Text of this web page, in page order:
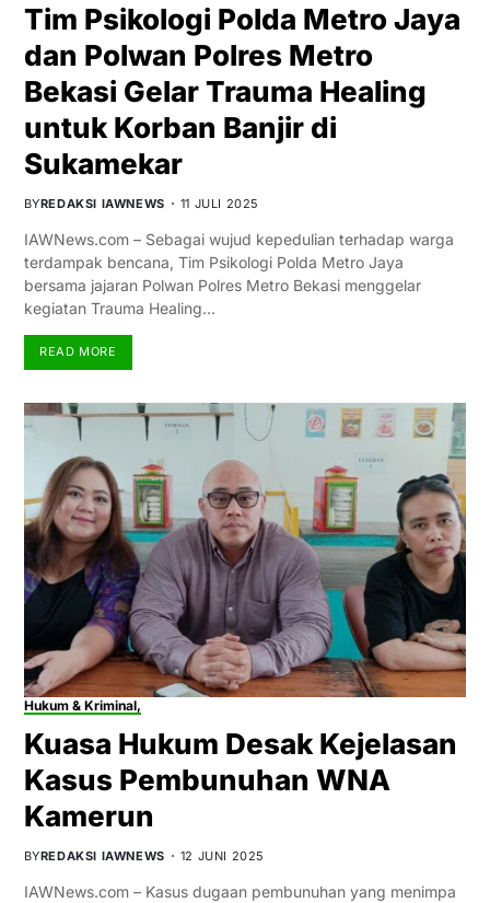
Tim Psikologi Polda Metro Jaya
dan Polwan Polres Metro
Bekasi Gelar Trauma Healing
untuk Korban Banjir di
Sukamekar
BYREDAKSI IAWNEWS 11 JULI 2025
IAWNews.com – Sebagai wujud kepedulian terhadap warga
terdampak bencana, Tim Psikologi Polda Metro Jaya
bersama jajaran Polwan Polres Metro Bekasi menggelar
kegiatan Trauma Healing…
READ MORE
Hukum & Kriminal,
Kuasa Hukum Desak Kejelasan
Kasus Pembunuhan WNA
Kamerun
BYREDAKSI IAWNEWS 12 JUNI 2025
IAWNews.com – Kasus dugaan pembunuhan yang menimpa